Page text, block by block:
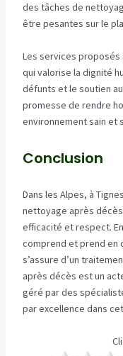
des tâches de
être pesantes sur le
Les services proposés
qui valorise la dignité
défunts et le soutien
promesse de rendre
environnement sain et
Conclusion
Dans les Alpes, à
nettoyage après
efficacité et respect.
comprend et prend en
s’assure d’un
après décès est un
géré par des
par excellence dans